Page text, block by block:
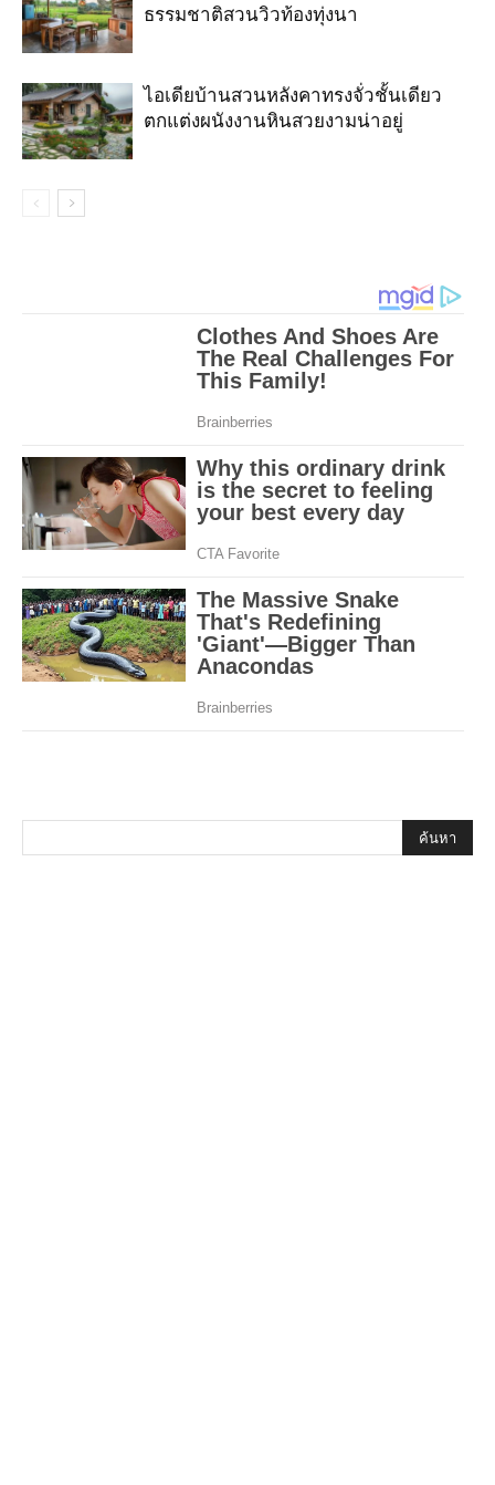
ธรรมชาติสวนวิวท้องทุ่งนา
ไอเดียบ้านสวนหลังคาทรงจั่วชั้นเดียว
ตกแต่งผนังงานหินสวยงามน่าอยู่